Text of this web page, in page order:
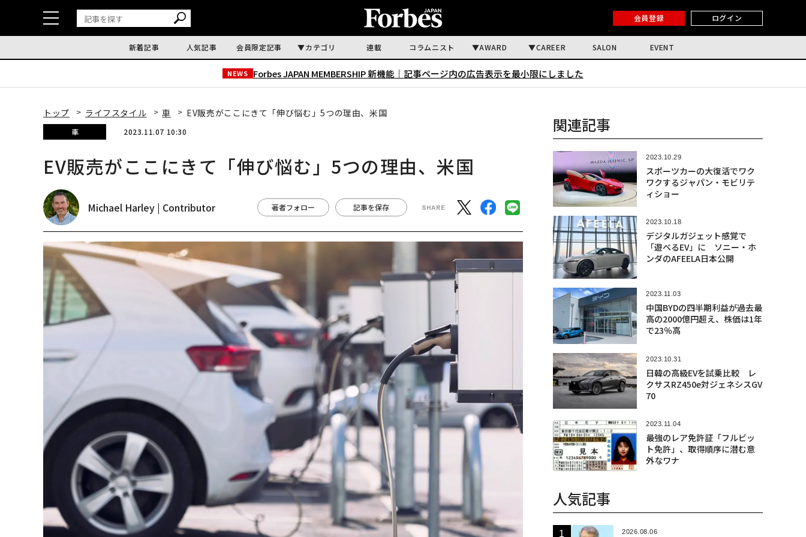
会員登録 ログイン
新着記事 人気記事 会員限定記事 カテゴリ 連載 コラムニスト AWARD CAREER SALON EVENT
NEWS Forbes JAPAN MEMBERSHIP 新機能｜ 記事ページ内の広告表示を最小限にしました
トップ ライフスタイル 車 EV販売がここにきて「伸び悩む」5つの理由、米国
車 2023.11.07 10:30
EV販売がここにきて「伸び悩む」5つの理由、米国
Michael Harley | Contributor 著者フォロー 記事を保存
関連記事
2023.10.29
スポーツカーの大復活でワク
ワクするジャパン・モビリテ
ィショー
2023.10.18
デジタルガジェット感覚で
「遊べるEV」に ソニー・ホ
ンダのAFEELA日本公開
2023.11.03
中国BYDの四半期利益が過去最
高の2000億円超え、株価は1年
で23％高
2023.10.31
日韓の高級EVを試乗比較 レ
クサスRZ450e対ジェネシスGV
70
2023.11.04
最強のレア免許証「フルビッ
ト免許」、取得順序に潜む意
外なワナ
人気記事
2026.08.06